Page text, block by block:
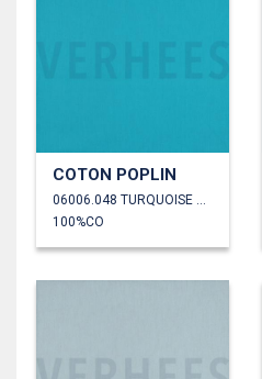
COTON POPLIN
100%CO